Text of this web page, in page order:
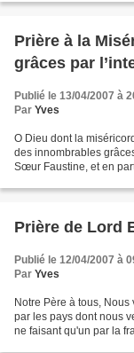
Prière à la
grâces par
Publié le 13/04/2007 à
Par Yves
O Dieu dont la
des innombrables
Sœur Faustine, et en
Prière de Lord
Publié le 12/04/2007 à
Par Yves
Notre Père à tous,
par les pays dont nous
ne faisant qu'un par la